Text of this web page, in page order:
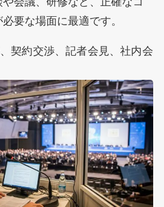
要な場面に最適です。
契約交渉、記者会見、社内会